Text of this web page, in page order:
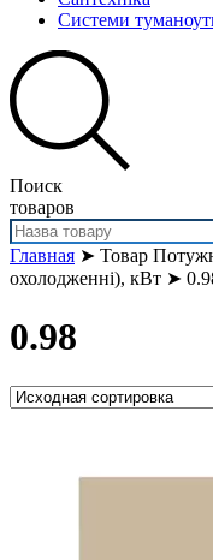
Системи
Поиск
товаров
Главная ➤ Товар
охолодженні), кВт ➤
0.98